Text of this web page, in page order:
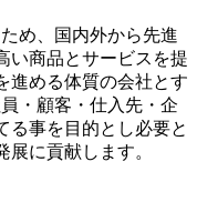
め、国内外から先進
い商品とサービスを提
進める体質の会社とす
・顧客・仕入先・企
る事を目的とし必要と
に貢献します。